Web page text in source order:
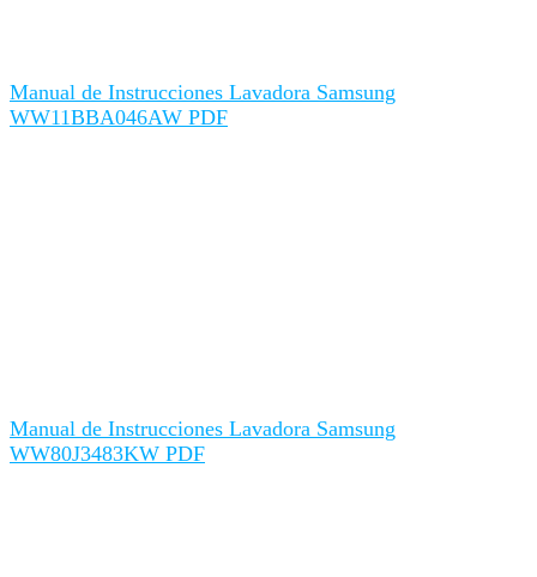
Manual de Instrucciones Lavadora Samsung
WW11BBA046AW PDF
Manual de Instrucciones Lavadora Samsung
WW80J3483KW PDF